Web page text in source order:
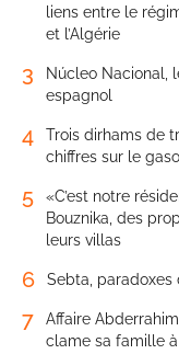
liens entre le
et l’Algérie
3
Núcleo Nacional,
espagnol
4
Trois dirhams de
chiffres sur le
5
«C’est notre
Bouznika, des
leurs villas
6 Sebta, paradoxes
7
Affaire
clame sa famille